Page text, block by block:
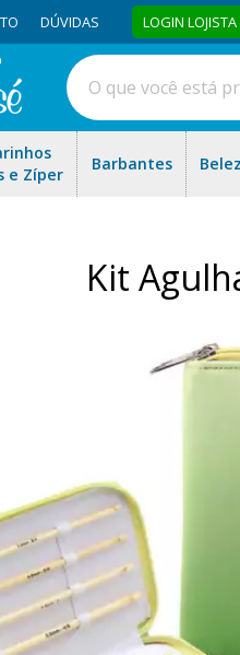
DÚVIDAS LOGIN LOJISTA
e Zíper
Barbantes
Kit